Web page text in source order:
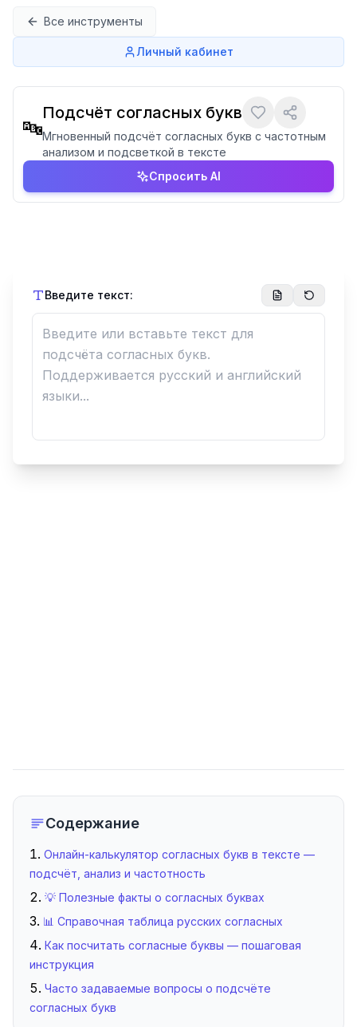
Все инструменты
Личный кабинет
🔤
Подсчёт согласных букв
Мгновенный подсчёт согласных букв с частотным
анализом и подсветкой в тексте
Спросить AI
Введите текст:
Содержание
Онлайн-калькулятор согласных букв в тексте —
подсчёт, анализ и частотность
💡 Полезные факты о согласных буквах
📊 Справочная таблица русских согласных
Как посчитать согласные буквы — пошаговая
инструкция
Часто задаваемые вопросы о подсчёте
согласных букв